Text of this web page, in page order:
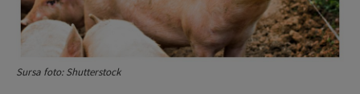
Sursa foto: Shutterstock